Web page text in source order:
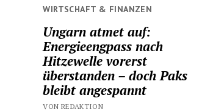
WIRTSCHAFT & FINANZEN
Ungarn atmet auf:
Energieengpass nach
Hitzewelle vorerst
überstanden – doch Paks
bleibt angespannt
VON REDAKTION